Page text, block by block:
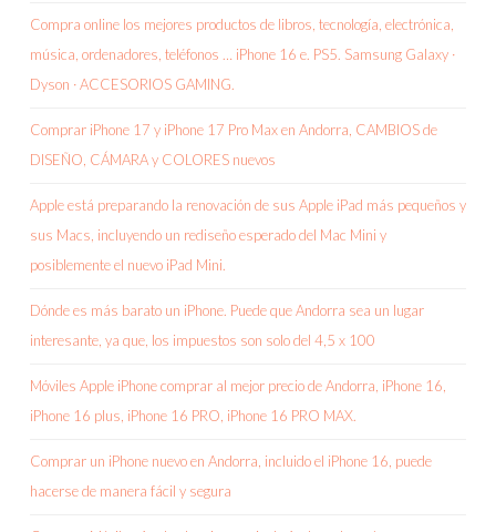
Compra online los mejores productos de libros, tecnología, electrónica,
música, ordenadores, teléfonos … iPhone 16 e. PS5. Samsung Galaxy ·
Dyson · ACCESORIOS GAMING.
Comprar iPhone 17 y iPhone 17 Pro Max en Andorra, CAMBIOS de
DISEÑO, CÁMARA y COLORES nuevos
Apple está preparando la renovación de sus Apple iPad más pequeños y
sus Macs, incluyendo un rediseño esperado del Mac Mini y
posiblemente el nuevo iPad Mini.
Dónde es más barato un iPhone. Puede que Andorra sea un lugar
interesante, ya que, los impuestos son solo del 4,5 x 100
Móviles Apple iPhone comprar al mejor precio de Andorra, iPhone 16,
iPhone 16 plus, iPhone 16 PRO, iPhone 16 PRO MAX.
Comprar un iPhone nuevo en Andorra, incluido el iPhone 16, puede
hacerse de manera fácil y segura